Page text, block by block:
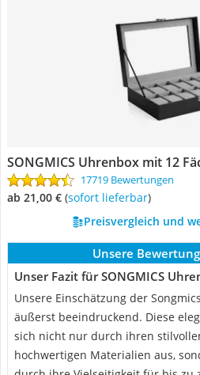
SONGMICS Uhrenbox mit 12
17719 Bewertungen
ab 21,00 € ( Sofort lieferbar)
Preisvergleich und
Unsere
Unser Fazit für SONGMICS
Unsere Einschätzung der
äußerst beeindruckend. Diese
sich nicht nur durch ihren
hochwertigen Materialien aus,